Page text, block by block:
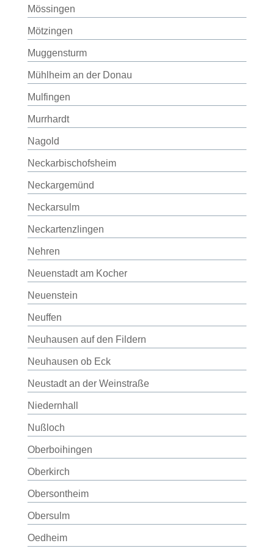
Mössingen
Mötzingen
Muggensturm
Mühlheim an der Donau
Mulfingen
Murrhardt
Nagold
Neckarbischofsheim
Neckargemünd
Neckarsulm
Neckartenzlingen
Nehren
Neuenstadt am Kocher
Neuenstein
Neuffen
Neuhausen auf den Fildern
Neuhausen ob Eck
Neustadt an der Weinstraße
Niedernhall
Nußloch
Oberboihingen
Oberkirch
Obersontheim
Obersulm
Oedheim